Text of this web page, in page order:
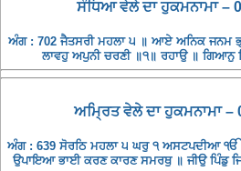
ਸੰਧਿਆ ਵੇਲੇ ਦਾ ਹੁਕਮਨਾਮਾ –
ਅੰਗ : 702 ਜੈਤਸਰੀ ਮਹਲਾ ੫ ॥ ਆਏ ਅਨਿਕ ਜਨਮ
ਲਾਵਹੁ ਅਪੁਨੀ ਚਰਣੀ ॥੧॥ ਰਹਾਉ ॥ ਗਿਆਨੁ
ਅਮ੍ਰਿਤ ਵੇਲੇ ਦਾ ਹੁਕਮਨਾਮਾ
ਅੰਗ : 639 ਸੋਰਠਿ ਮਹਲਾ ੫ ਘਰੁ ੧ ਅਸਟਪਦੀਆ ੴ
ਉਪਾਇਆ ਭਾਈ ਕਰਣ ਕਾਰਣ ਸਮਰਥੁ ॥ ਜੀਉ ਪਿੰਡੁ